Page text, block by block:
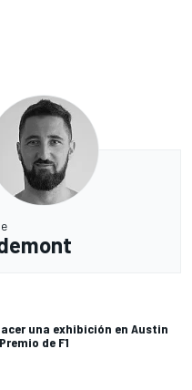
una exhibición en Austin
de F1